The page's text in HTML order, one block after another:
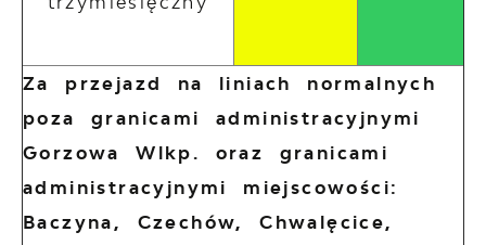
Za przejazd na liniach normalnych
poza granicami administracyjnymi
Gorzowa Wlkp. oraz granicami
administracyjnymi miejscowości:
Baczyna, Czechów, Chwalęcice,